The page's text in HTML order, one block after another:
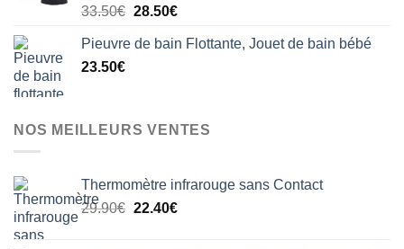
Note5.00
33.50€ Le
initial
28.50€Le
actuel
Pieuvre de bain Flottante, Jouet de bain bébé
23.50€
NOS MEILLEURS VENTES
Thermomètre infrarouge sans Contact
29.90€ Le
22.40€Le